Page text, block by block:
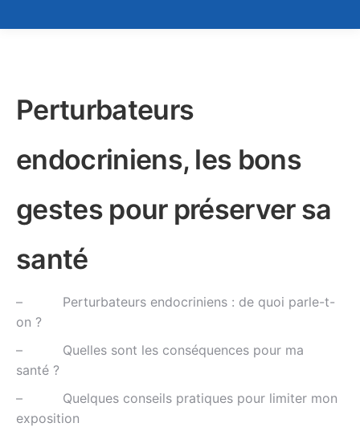
Perturbateurs
endocriniens, les bons
gestes pour préserver sa
santé
– Perturbateurs endocriniens : de quoi parle-t-
on ?
– Quelles sont les conséquences pour ma
santé ?
– Quelques conseils pratiques pour limiter mon
exposition